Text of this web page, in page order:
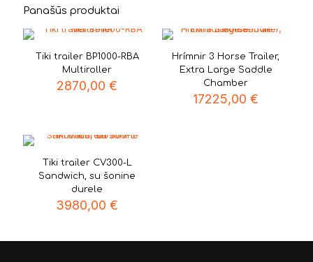
Panašūs produktai
Tiki trailer BP1000-RBA
Multiroller
2870,00€
Hrímnir 3 Horse Trailer,
Extra Large Saddle
Chamber
17225,00€
Tiki trailer CV300-L
Sandwich, su šonine
durele
3980,00€